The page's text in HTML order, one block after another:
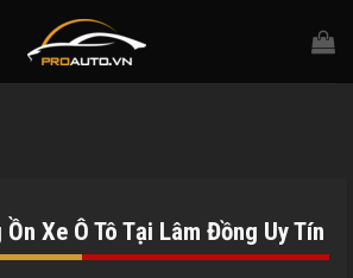
Xe Ô Tô Tại Lâm Đồng Uy Tín